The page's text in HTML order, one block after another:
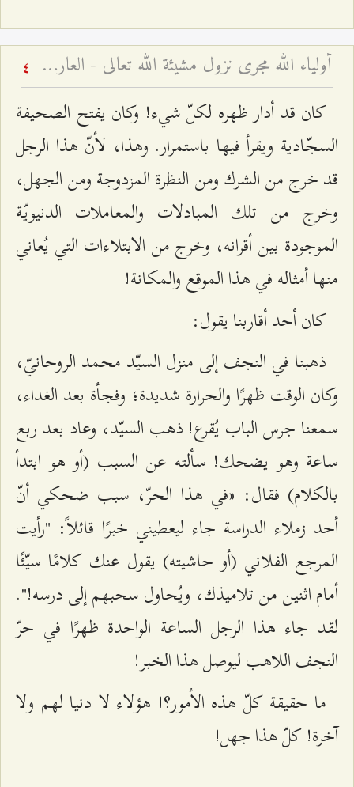
أولياء الله مجرى نزول مشيئة الله تعالى - العارف بين النظرتين التشريعيّة والتكوينيّة 4
كان قد أدار ظهره لكلّ شيء! وكان يفتح الصحيفة
السجّادية ويقرأ فيها باستمرار. وهذا، لأنّ هذا الرجل
قد خرج من الشرك ومن النظرة المزدوجة ومن الجهل،
وخرج من تلك المبادلات والمعاملات الدنيويّة
الموجودة بين أقرانه، وخرج من الابتلاءات التي يُعاني
منها أمثاله في هذا الموقع والمكانة!
كان أحد أقاربنا يقول:
ذهبنا في النجف إلى منزل السيّد محمد الروحانيّ،
وكان الوقت ظهرًا والحرارة شديدة؛ وفجأة بعد الغداء،
سمعنا جرس الباب يُقرع! ذهب السيّد، وعاد بعد ربع
ساعة وهو يضحك! سألته عن السبب (أو هو ابتدأ
بالكلام) فقال: «في هذا الحرّ، سبب ضحكي أنّ
أحد زملاء الدراسة جاء ليعطيني خبرًا قائلاً: "رأيت
المرجع الفلاني (أو حاشيته) يقول عنك كلامًا سيّئًا
أمام اثنين من تلاميذك، ويُحاول سحبهم إلى درسه!".
لقد جاء هذا الرجل الساعة الواحدة ظهرًا في حرّ
النجف اللاهب ليوصل هذا الخبر!
ما حقيقة كلّ هذه الأمور؟! هؤلاء لا دنيا لهم ولا
آخرة! كلّ هذا جهل!